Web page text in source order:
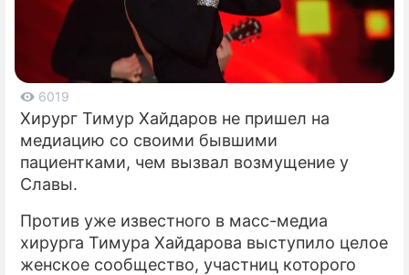
СТИЛЬ ЖИЗНИ
СЕРИАЛЫ
ИГРЫ
ПРЕСС-РЕЛИЗЫ
О ПРОЕКТЕ
6019
Хирург Тимур Хайдаров не пришел на
медиацию со своими бывшими
пациентками, чем вызвал возмущение у
Славы.
Против уже известного в масс-медиа
хирурга Тимура Хайдарова выступило целое
женское сообщество, участниц которого